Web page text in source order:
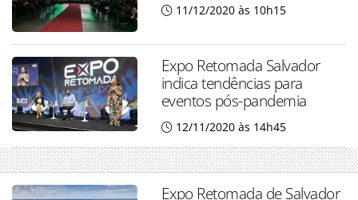
11/12/2020 às 10h15
Expo Retomada Salvador
indica tendências para
eventos pós-pandemia
12/11/2020 às 14h45
Expo Retomada de Salvador